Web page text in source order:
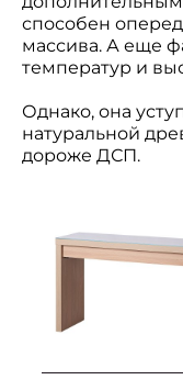
способен
массива. А еще
температур и
Однако, она
натуральной
дороже ДСП.